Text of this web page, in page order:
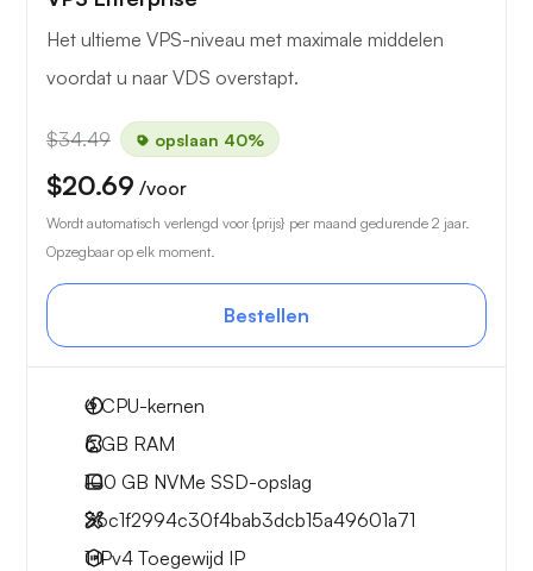
Het ultieme VPS-niveau met maximale middelen
voordat u naar VDS overstapt.
$34.49 opslaan 40%
$20.69 /voor
Wordt automatisch verlengd voor {prijs} per maand gedurende 2 jaar.
Opzegbaar op elk moment.
Bestellen
4CPU-kernen
6 GB RAM
100 GB NVMe SSD-opslag
36c1f2994c30f4bab3dcb15a49601a71
1 IPv4 Toegewijd IP